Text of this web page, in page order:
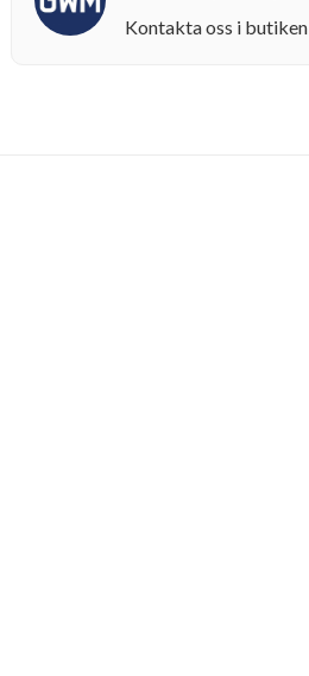
Kontakta oss i butiken